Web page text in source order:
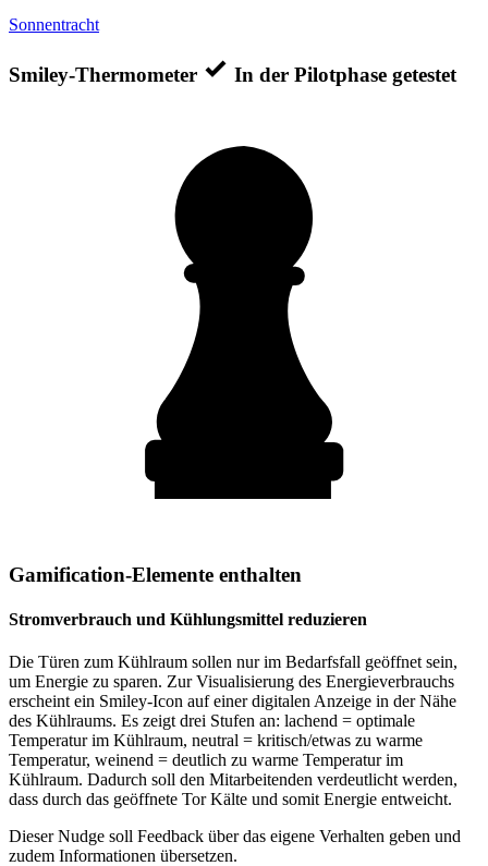
Sonnentracht
Smiley-Thermometer In der Pilotphase getestet
Gamification-Elemente enthalten
Stromverbrauch und Kühlungsmittel reduzieren
Die Türen zum Kühlraum sollen nur im Bedarfsfall geöffnet sein,
um Energie zu sparen. Zur Visualisierung des Energieverbrauchs
erscheint ein Smiley-Icon auf einer digitalen Anzeige in der Nähe
des Kühlraums. Es zeigt drei Stufen an: lachend = optimale
Temperatur im Kühlraum, neutral = kritisch/etwas zu warme
Temperatur, weinend = deutlich zu warme Temperatur im
Kühlraum. Dadurch soll den Mitarbeitenden verdeutlicht werden,
dass durch das geöffnete Tor Kälte und somit Energie entweicht.
Dieser Nudge soll Feedback über das eigene Verhalten geben und
zudem Informationen übersetzen.